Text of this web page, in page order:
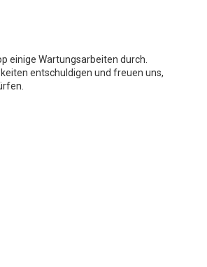
einige Wartungsarbeiten durch.
entschuldigen und freuen uns,